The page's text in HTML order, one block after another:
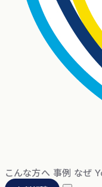
こんな方へ 事例 なぜ